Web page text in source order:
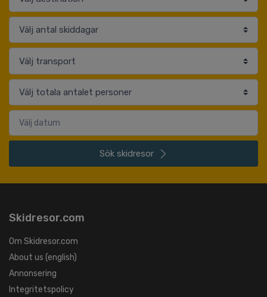
Sök skidresor
Skidresor.com
Om Skidresor.com
About us (english)
Annonsering
Integritetspolicy